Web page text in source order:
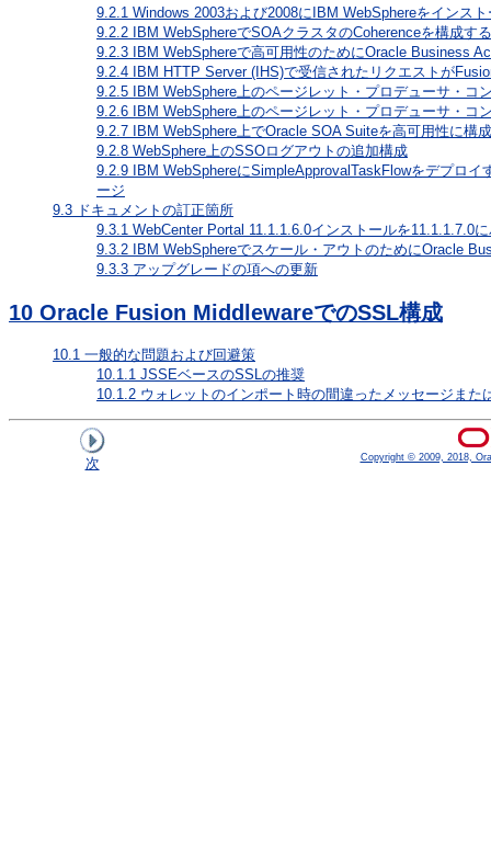
9.2.1 Windows 2003および2008にIBM WebSphereをインス
9.2.2 IBM WebSphereでSOAクラスタのCoherenceを構成する
9.2.3 IBM WebSphereで高可用性のためにOracle Business
9.2.4 IBM HTTP Server (IHS)で受信されたリクエストが
9.2.5 IBM WebSphere上のページレット・プロデューサ・
9.2.6 IBM WebSphere上のページレット・プロデューサ・コ
9.2.7 IBM WebSphere上でOracle SOA Suiteを高可用性に構
9.2.8 WebSphere上のSSOログアウトの追加構成
9.2.9 IBM WebSphereにSimpleApprovalTaskFlowをデプロ
ージ
9.3 ドキュメントの訂正箇所
9.3.1 WebCenter Portal 11.1.1.6.0インストールを11.1.1.7.0
9.3.2 IBM WebSphereでスケール・アウトのためにOracle
9.3.3 アップグレードの項への更新
10 Oracle Fusion MiddlewareでのSSL構成
10.1 一般的な問題および回避策
10.1.1 JSSEベースのSSLの推奨
10.1.2 ウォレットのインポート時の間違ったメッセージまた
次 Copyright © 2009, 2018,